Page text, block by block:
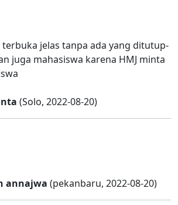
terbuka jelas tanpa ada yang ditutup-
juga mahasiswa karena HMJ minta
(Solo, 2022-08-20)
annajwa (pekanbaru, 2022-08-20)